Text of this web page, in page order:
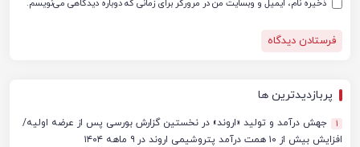
ذخیره نام، ایمیل و وبسایت من در مرورگر برای زمانی که دوباره دیدگاهی می‌نویسم.
پربازدیدترین ها
1
جهش درآمد و تولید «اروند» در نخستین گزارش بورسی پس از عرضه اولیه/
افزایش بیش از ۱۰ همت درآمد پتروشیمی اروند در ۹ ماهه ۱۴۰۴